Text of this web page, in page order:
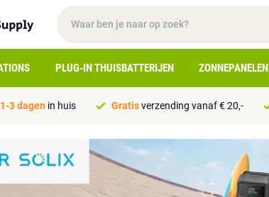
PLUG-IN THUISBATTERIJEN ZONNEPANELEN
1-3 dagen in huis Gratisverzending vanaf € 20,-